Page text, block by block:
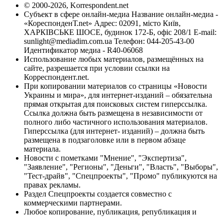
© 2000-2026, Korrespondent.net
Субъект в сфере онлайн-медиа Название онлайн-медиа -
«КореспонденТ.net» Адрес: 02091, місто Київ,
ХАРКІВСЬКЕ ШОСЕ, будинок 172-Б, офіс 208/1 E-mail:
sunlight@mediadim.com.ua Телефон: 044-205-43-00
Идентификатор медиа - R40-06068
Использование любых материалов, размещённых на
сайте, разрешается при условии ссылки на
Корреспондент.net.
При копировании материалов со страницы «Новости
Украины и мира», для интернет-изданий – обязательна
прямая открытая для поисковых систем гиперссылка.
Ссылка должна быть размещена в независимости от
полного либо частичного использования материалов.
Гиперссылка (для интернет- изданий) – должна быть
размещена в подзаголовке или в первом абзаце
материала.
Новости с пометками "Мнение", "Экспертиза",
"Заявление", "Регионы", "Деньги", "Власть", "Выборы",
"Тест-драйв", "Спецпроекты", "Промо" публикуются на
правах рекламы.
Раздел Спецпроекты создается совместно с
коммерческими партнерами.
Любое копирование, публикация, републикация и